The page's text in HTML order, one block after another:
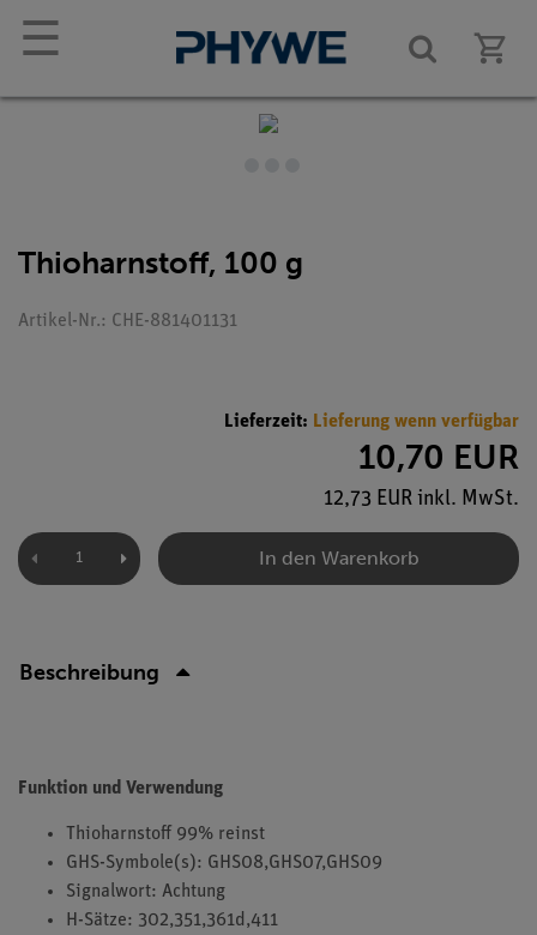
☰
Thioharnstoff, 100 g
Artikel-Nr.: CHE-881401131
Lieferzeit: Lieferung wenn verfügbar
10,70 EUR
12,73 EUR inkl. MwSt.
In den Warenkorb
Beschreibung
Funktion und Verwendung
Thioharnstoff 99% reinst
GHS-Symbole(s): GHS08,GHS07,GHS09
Signalwort: Achtung
H-Sätze: 302,351,361d,411